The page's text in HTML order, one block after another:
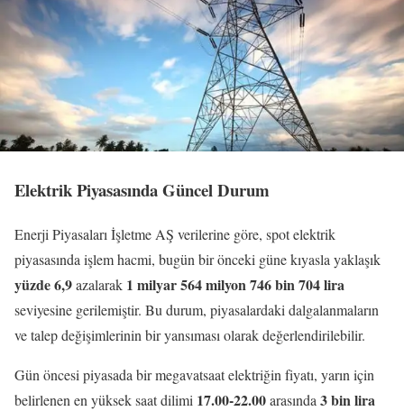
Elektrik Piyasasında Güncel Durum
Enerji Piyasaları İşletme AŞ verilerine göre, spot elektrik
piyasasında işlem hacmi, bugün bir önceki güne kıyasla yaklaşık
yüzde 6,9azalarak 1 milyar 564 milyon 746 bin 704 lira
seviyesine gerilemiştir. Bu durum, piyasalardaki dalgalanmaların
ve talep değişimlerinin bir yansıması olarak değerlendirilebilir.
Gün öncesi piyasada bir megavatsaat elektriğin fiyatı, yarın için
belirlenen en yüksek saat dilimi 17.00-22.00arasında 3 bin lira